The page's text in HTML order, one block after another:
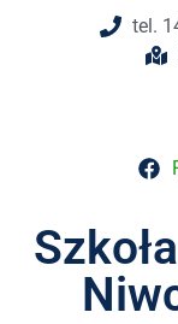
tel.